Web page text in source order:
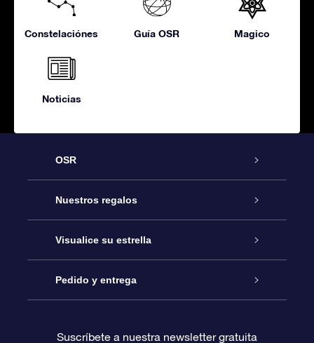
Constelaciónes Guía OSR Magico
Noticias
OSR
Atención
Contáctanos
Blog
Nuestros regalos
Regalo Estrella Online
Paquete de Regalo OSR
Visualice su estrella
Registro estelar
Pedido y entrega
Suscríbete a nuestra newsletter gratuita